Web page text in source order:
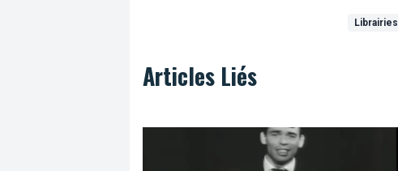
Librairies
Articles Liés
Ils chantent Bruxelles